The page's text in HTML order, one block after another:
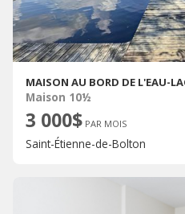
MAISON AU BORD DE L'EAU-
Maison 10½
3 000$ PAR MOIS
Saint-Étienne-de-Bolton